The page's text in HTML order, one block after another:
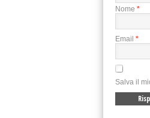
Nome *
Email *
Salva il